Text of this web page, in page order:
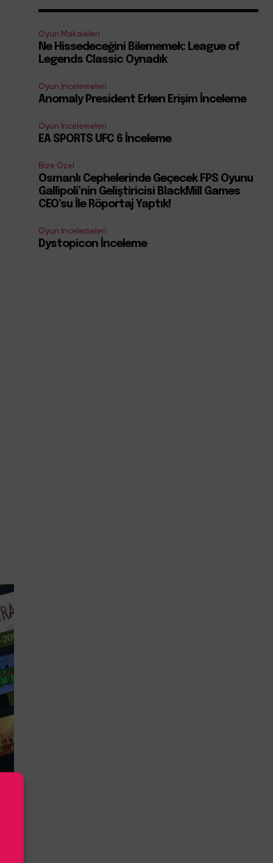
Oyun Makaleleri
Ne Hissedeceğini Bilememek: League of
Legends Classic Oynadık
Oyun İncelemeleri
Anomaly President Erken Erişim İnceleme
Oyun İncelemeleri
EA SPORTS UFC 6 İnceleme
Bize Özel
Osmanlı Cephelerinde Geçecek FPS Oyunu
Gallipoli’nin Geliştiricisi BlackMill Games
CEO’su İle Röportaj Yaptık!
Oyun İncelemeleri
Dystopicon İnceleme